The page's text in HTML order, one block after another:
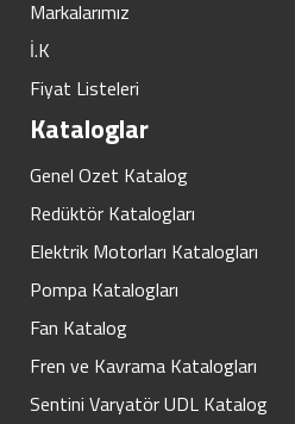
Markalarımız
İ.K
Fiyat Listeleri
Kataloglar
Genel Ozet Katalog
Redüktör Katalogları
Elektrik Motorları Katalogları
Pompa Katalogları
Fan Katalog
Fren ve Kavrama Katalogları
Sentini Varyatör UDL Katalog